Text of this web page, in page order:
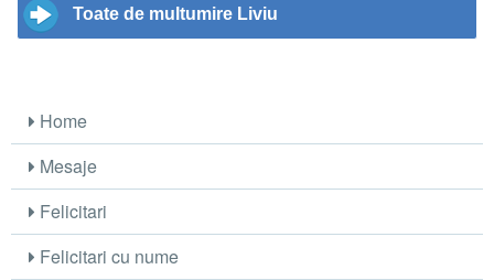
Toate de multumire Liviu
Home
Mesaje
Felicitari
Felicitari cu nume